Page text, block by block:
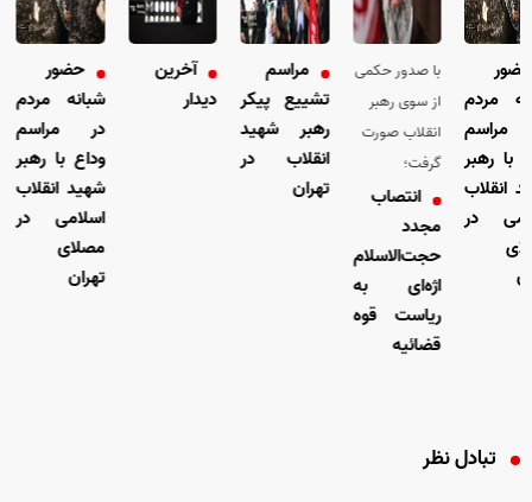
مردم
رهبر
در
با صدور حکمی
از سوی رهبر
انقلاب صورت
گرفت؛
انتصاب
مجدد
حجت‌الاسلام
اژه‌ای به
ریاست قوه
قضائیه
مراسم
تشییع پیکر
رهبر شهید
انقلاب در
تهران
آخرین
دیدار
حضور
شبانه مردم
در مراسم
وداع با رهبر
شهید انقلاب
اسلامی در
مصلای
تهران
تبادل نظر